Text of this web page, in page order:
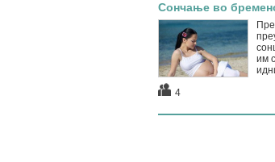
Сончање во
им
4